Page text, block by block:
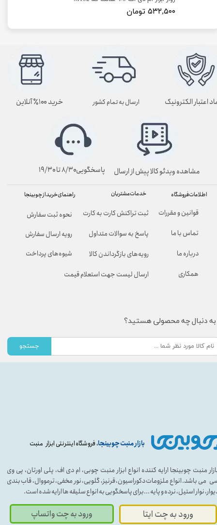
۵۳۲,۵۰۰ تومان
بازار منبت چوبینجا، فروشگاه اینترنتی ابزار منبت
منبت چوبینجا ارایه کننده انواع ابزار منبت چوبی، ام دی اف، پلی اورتان، پی وی
می باشد. انواع ملزومات دکوراسیون، قرنیز، گلویی، نور مخفی، ترمووال، قاب بندی
نوار استیل، نرده و پایه ...برای پاسخگویی به انواع سلیقه ها ارایه شده است.
ورود به چت ایتا ورود به چت واتساپ
راهنمای خرید از چوبینجا
نحوه ثبت سفارش
رویه ارسال سفارش
شیوه‌های پرداخت
خدمات مشتریان
ثبت تراکنش کارت به کارت
پاسخ به سوالات متداول
رویه‌های بازگرداندن کالا
ارسال لیست جهت استعلام قیمت
اطلاعات فروشگاه
قوانین و مقررات
تماس با ما
درباره ما
همکاری
به دنبال چه محصولی هستید؟
جستجو
ارسال به تمام کشور
پاسخگویی۸/۳۰ تا ۱۹/۳۰
اعتبار الکترونیک خرید ۱۰۰٪ آنلاین
مشاهده ویدئو کالا پیش از ارسال